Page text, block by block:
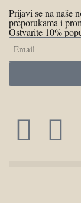
Prijavi se na naše
preporukama i
Ostvarite 10%